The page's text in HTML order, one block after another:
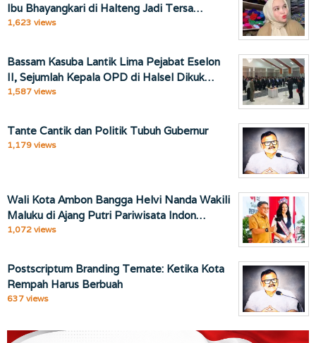
Ibu Bhayangkari di Halteng Jadi Tersa…
1,623 views
Bassam Kasuba Lantik Lima Pejabat Eselon
II, Sejumlah Kepala OPD di Halsel Dikuk…
1,587 views
Tante Cantik dan Politik Tubuh Gubernur
1,179 views
Wali Kota Ambon Bangga Helvi Nanda Wakili
Maluku di Ajang Putri Pariwisata Indon…
1,072 views
Postscriptum Branding Ternate: Ketika Kota
Rempah Harus Berbuah
637 views